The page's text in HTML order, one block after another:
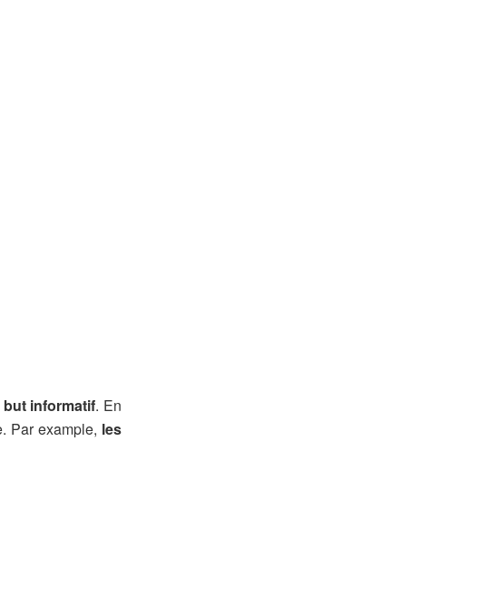
but informatif. En
Par example, les